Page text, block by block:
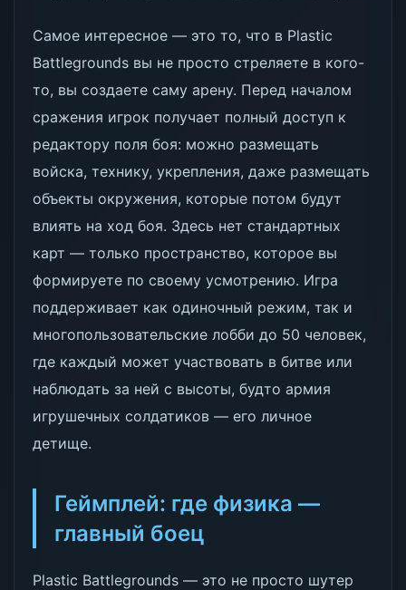
Самое интересное — это то, что в Plastic
Battlegrounds вы не просто стреляете в кого-
то, вы создаете саму арену. Перед началом
сражения игрок получает полный доступ к
редактору поля боя: можно размещать
войска, технику, укрепления, даже размещать
объекты окружения, которые потом будут
влиять на ход боя. Здесь нет стандартных
карт — только пространство, которое вы
формируете по своему усмотрению. Игра
поддерживает как одиночный режим, так и
многопользовательские лобби до 50 человек,
где каждый может участвовать в битве или
наблюдать за ней с высоты, будто армия
игрушечных солдатиков — его личное
детище.
Геймплей: где физика —
главный боец
Plastic Battlegrounds — это не просто шутер